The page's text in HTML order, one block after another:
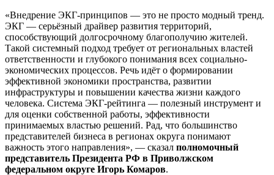
«Внедрение ЭКГ-принципов — это не просто модный тренд.
ЭКГ — серьёзный драйвер развития территорий,
способствующий долгосрочному благополучию жителей.
Такой системный подход требует от региональных властей
ответственности и глубокого понимания всех социально-
экономических процессов. Речь идёт о формировании
эффективной экономики пространства, развитии
инфраструктуры и повышении качества жизни каждого
человека. Система ЭКГ-рейтинга — полезный инструмент и
для оценки собственной работы, эффективности
принимаемых властью решений. Рад, что большинство
представителей бизнеса в регионах округа понимают
важность этого направления», — сказал полномочный
представитель Президента РФ в Приволжском
федеральном округе Игорь Комаров.